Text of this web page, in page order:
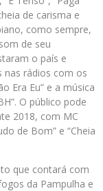
de carisma e
como sempre,
de seu
o país e
nas rádios com os
Era Eu” e a música
O público pode
2018, com MC
de Bom” e “Cheia
que contará com
da Pampulha e